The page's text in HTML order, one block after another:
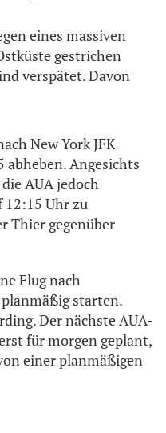
eines massiven
gestrichen
verspätet. Davon
New York JFK
Angesichts
AUA jedoch
12:15 Uhr zu
Thier gegenüber
Flug nach
starten.
Der nächste AUA-
für morgen geplant,
einer planmäßigen